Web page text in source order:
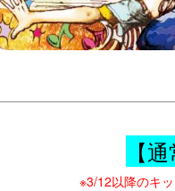
【
※3/12以降のキ